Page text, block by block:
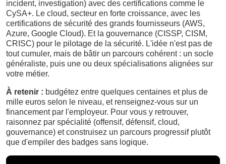
incident, investigation) avec des certifications comme le
CySA+. Le cloud, secteur en forte croissance, avec les
certifications de sécurité des grands fournisseurs (AWS,
Azure, Google Cloud). Et la gouvernance (CISSP, CISM,
CRISC) pour le pilotage de la sécurité. L'idée n'est pas de
tout cumuler, mais de bâtir un parcours cohérent : un socle
généraliste, puis une ou deux spécialisations alignées sur
votre métier.
À retenir : budgétez entre quelques centaines et plus de
mille euros selon le niveau, et renseignez-vous sur un
financement par l'employeur. Pour vous y retrouver,
raisonnez par spécialité (offensif, défensif, cloud,
gouvernance) et construisez un parcours progressif plutôt
que d'empiler des badges sans logique.